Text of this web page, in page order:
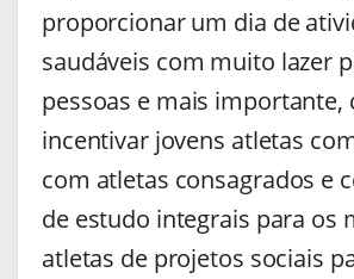
proporcionar um dia de
saudáveis com muito lazer
pessoas e mais importante,
incentivar jovens atletas
com atletas consagrados e
de estudo integrais para os
atletas de projetos sociais